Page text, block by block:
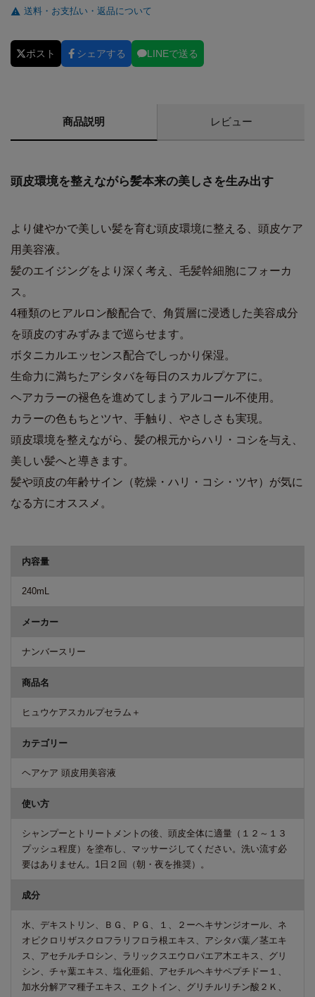
送料・お支払い・返品について
ポスト シェアする LINEで送る
商品説明 レビュー
頭皮環境を整えながら髪本来の美しさを生み出す
より健やかで美しい髪を育む頭皮環境に整える、頭皮ケア
用美容液。
髪のエイジングをより深く考え、毛髪幹細胞にフォーカ
ス。
4種類のヒアルロン酸配合で、角質層に浸透した美容成分
を頭皮のすみずみまで巡らせます。
ボタニカルエッセンス配合でしっかり保湿。
生命力に満ちたアシタバを毎日のスカルプケアに。
ヘアカラーの褪色を進めてしまうアルコール不使用。
カラーの色もちとツヤ、手触り、やさしさも実現。
頭皮環境を整えながら、髪の根元からハリ・コシを与え、
美しい髪へと導きます。
髪や頭皮の年齢サイン（乾燥・ハリ・コシ・ツヤ）が気に
なる方にオススメ。
内容量
240mL
メーカー
ナンバースリー
商品名
ヒュウケアスカルプセラム＋
カテゴリー
ヘアケア 頭皮用美容液
使い方
シャンプーとトリートメントの後、頭皮全体に適量（１２～１３
プッシュ程度）を塗布し、マッサージしてください。洗い流す必
要はありません。1日２回（朝・夜を推奨）。
成分
水、デキストリン、ＢＧ、ＰＧ、１、２ーヘキサンジオール、ネ
オピクロリザスクロフラリフロラ根エキス、アシタバ葉／茎エキ
ス、アセチルチロシン、ラリックスエウロパエア木エキス、グリ
シン、チャ葉エキス、塩化亜鉛、アセチルヘキサペプチドー１、
加水分解アマ種子エキス、エクトイン、グリチルリチン酸２Ｋ、